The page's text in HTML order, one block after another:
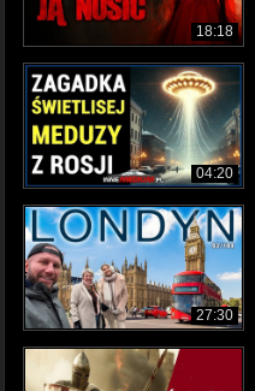
18:18
04:20
27:30